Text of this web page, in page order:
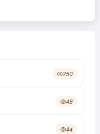
250
48
44